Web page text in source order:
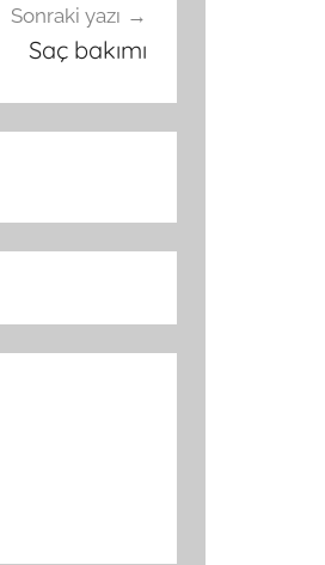
Sonraki yazı
Saç bakımı